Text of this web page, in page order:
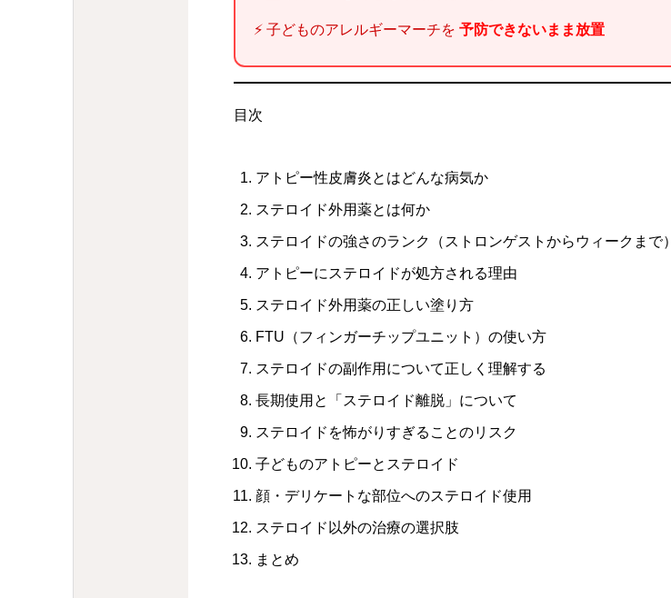
⚡ 子どものアレルギーマーチを 予防できないまま放置
目次
アトピー性皮膚炎とはどんな病気か
ステロイド外用薬とは何か
ステロイドの強さのランク（ストロンゲストからウィークまで）
アトピーにステロイドが処方される理由
ステロイド外用薬の正しい塗り方
FTU（フィンガーチップユニット）の使い方
ステロイドの副作用について正しく理解する
長期使用と「ステロイド離脱」について
ステロイドを怖がりすぎることのリスク
子どものアトピーとステロイド
顔・デリケートな部位へのステロイド使用
ステロイド以外の治療の選択肢
まとめ